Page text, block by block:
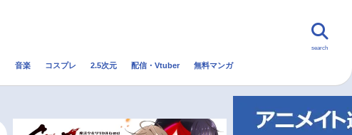
search
音楽 コスプレ 2.5次元 配信・Vtuber 無料マンガ